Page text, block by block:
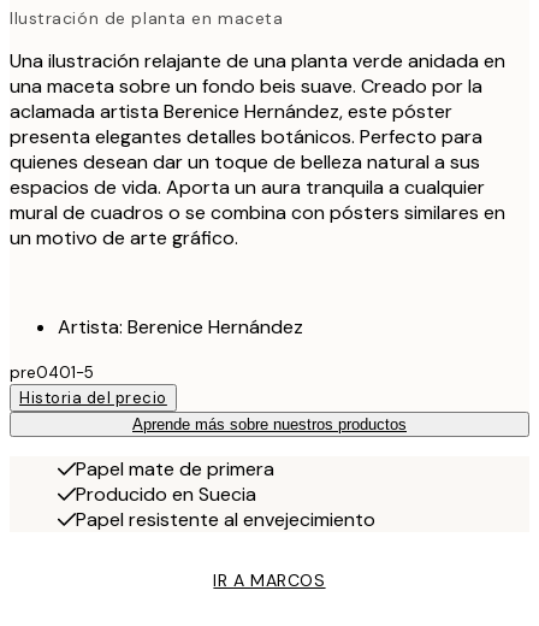
Ilustración de planta en maceta
Una ilustración relajante de una planta verde anidada en
una maceta sobre un fondo beis suave. Creado por la
aclamada artista Berenice Hernández, este póster
presenta elegantes detalles botánicos. Perfecto para
quienes desean dar un toque de belleza natural a sus
espacios de vida. Aporta un aura tranquila a cualquier
mural de cuadros o se combina con pósters similares en
un motivo de arte gráfico.
Artista: Berenice Hernández
pre0401-5
Historia del precio
Aprende más sobre nuestros productos
Papel mate de primera
Producido en Suecia
Papel resistente al envejecimiento
IR A MARCOS